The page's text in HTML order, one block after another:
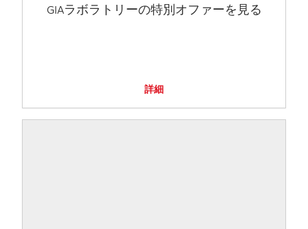
GIAラボラトリーの特別オファーを見る
詳細